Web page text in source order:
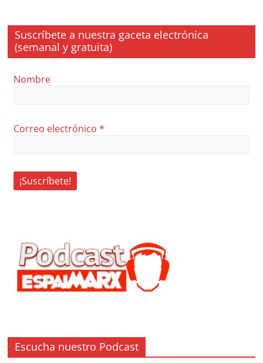
Suscríbete a nuestra gaceta electrónica
(semanal y gratuita)
Nombre
Correo electrónico*
Escucha nuestro Podcast